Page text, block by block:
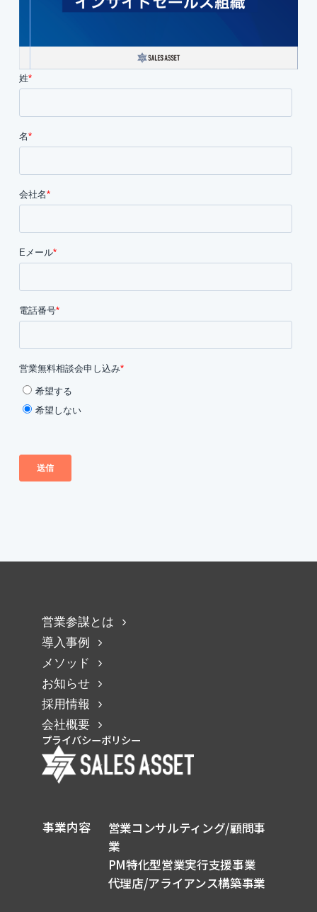
事業内容
営業コンサルティング/顧問事
業
PM特化型営業実行支援事業
代理店/アライアンス構築事業
営業参謀とは
導入事例
メソッド
お知らせ
採用情報
会社概要
プライバシーポリシー